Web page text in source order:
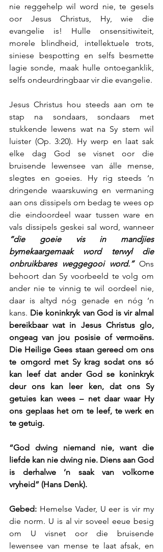
nie reggehelp wil word nie, te gesels
oor Jesus Christus, Hy, wie die
evangelie is! Hulle onsensitiwiteit,
morele blindheid, intellektuele trots,
siniese bespotting en selfs besmette
lagie sonde, maak hulle ontoeganklik,
selfs ondeurdringbaar vir die evangelie.
Jesus Christus hou steeds aan om te
stap na sondaars, sondaars met
stukkende lewens wat na Sy stem wil
luister (Op. 3:20). Hy werp en laat sak
elke dag God se visnet oor die
bruisende lewensee van álle mense,
slegtes en goeies. Hy rig steeds ‘n
dringende waarskuwing en vermaning
aan ons dissipels om bedag te wees op
die eindoordeel waar tussen ware en
“die goeie vis in mandjies
bymekaargemaak word terwyl die
onbruikbares weggegooi word.” Ons
behoort dan Sy voorbeeld te volg om
ander nie te vinnig te wil oordeel nie,
daar is altyd nóg genade en nóg ‘n
kans. Die koninkryk van God is vir almal
bereikbaar wat in Jesus Christus glo,
ongeag van jou posisie of vermoëns.
Die Heilige Gees staan gereed om ons
te omgord met Sy krag sodat ons só
kan leef dat ander God se koninkryk
deur ons kan leer ken, dat ons Sy
getuies kan wees – net daar waar Hy
ons geplaas het om te leef, te werk en
te getuig.
“God dwing niemand nie, want die
liefde kan nie dwing nie. Diens aan God
is derhalwe ‘n saak van volkome
vryheid” (Hans Denk).
Gebed: Hemelse Vader, U eer is vir my
die norm. U is al vir soveel eeue besig
om U visnet oor die bruisende
lewensee van mense te laat afsak, en